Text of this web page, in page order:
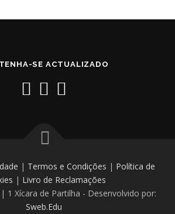
SE ACTUALIZADO
| Termos e Condições | Política de
| Livro de Reclamações
1 Xícara de Partilha - Desenvolvido por:
Sweb.Edu